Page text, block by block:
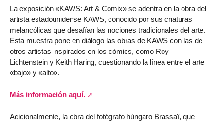
La exposición «KAWS: Art & Comix» se adentra en la obra del
artista estadounidense KAWS, conocido por sus criaturas
melancólicas que desafían las nociones tradicionales del arte.
Esta muestra pone en diálogo las obras de KAWS con las de
otros artistas inspirados en los cómics, como Roy
Lichtenstein y Keith Haring, cuestionando la línea entre el arte
«bajo» y «alto».
Más información aquí.
Adicionalmente, la obra del fotógrafo húngaro Brassaï, que